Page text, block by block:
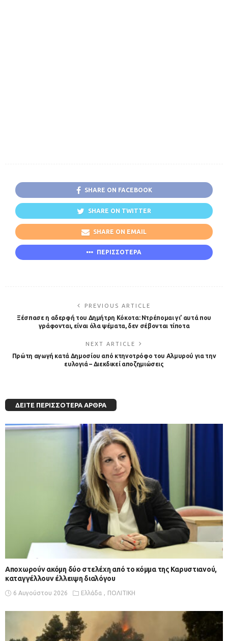
SHARE ON FACEBOOK
SHARE ON TWITTER
SHARE ON EMAIL
ΠΕΡΙΣΣΟΤΕΡΑ
PREVIOUS ARTICLE
Ξέσπασε η αδερφή του Δημήτρη Κόκοτα: Ντρέπομαι γι’ αυτά που
γράφονται, είναι όλα ψέματα, δεν σέβονται τίποτα
NEXT ARTICLE
Πρώτη αγωγή κατά Δημοσίου από κτηνοτρόφο του Αλμυρού για την
ευλογιά – Διεκδικεί αποζημιώσεις
ΔΕΊΤΕ ΠΕΡΙΣΣΌΤΕΡΑ ΆΡΘΡΑ
Αποχωρούν ακόμη δύο στελέχη από το κόμμα της Καρυστιανού,
καταγγέλλουν έλλειψη διαλόγου
6 Αυγούστου 2026 Ελλάδα ΠΟΛΙΤΙΚΗ